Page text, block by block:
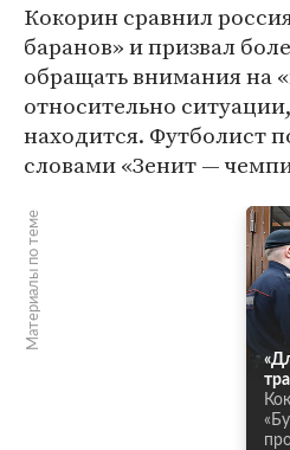
Кокорин сравнил
баранов» и призвал
обращать внимания на
относительно
находится. Футболист
словами «Зенит —
Материалы по теме